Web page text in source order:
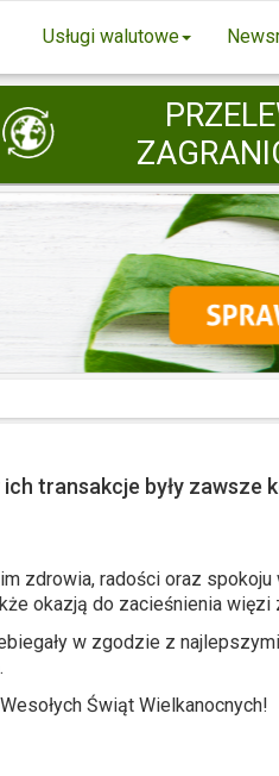
Usługi walutowe
transakcje były zawsze
zdrowia, radości oraz spokoju
okazją do zacieśnienia więzi
w zgodzie z
Świąt Wielkanocnych!